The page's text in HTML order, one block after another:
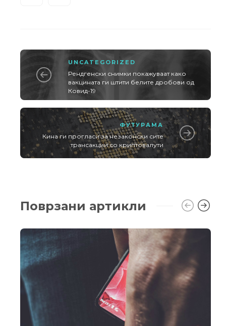
UNCATEGORIZED
Рендгенски снимки покажуваат како
вакцината ги штити белите дробови од
Ковид-19
ФУТУРАМА
Кина ги прогласи за незаконски сите
трансакции со криптовалути
Поврзани артикли